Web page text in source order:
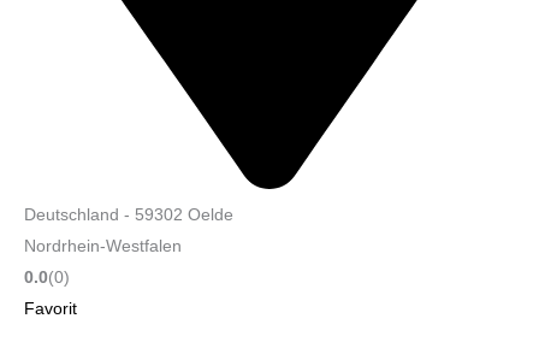
Deutschland - 59302 Oelde
Nordrhein-Westfalen
0.0(0)
Favorit